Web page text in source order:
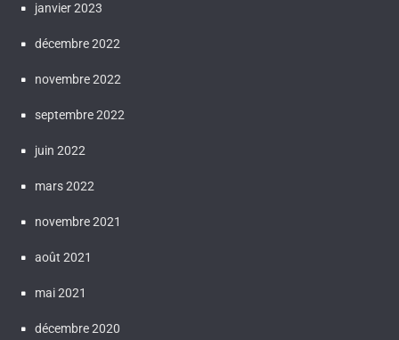
janvier 2023
décembre 2022
novembre 2022
septembre 2022
juin 2022
mars 2022
novembre 2021
août 2021
mai 2021
décembre 2020